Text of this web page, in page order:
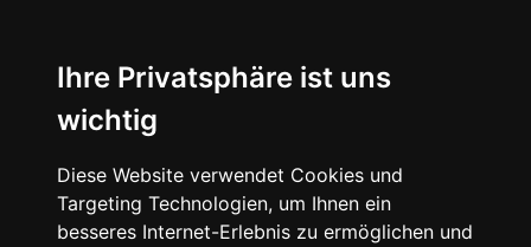
Ihre Privatsphäre ist uns
wichtig
Diese Website verwendet Cookies und
Targeting Technologien, um Ihnen ein
besseres Internet-Erlebnis zu ermöglichen und